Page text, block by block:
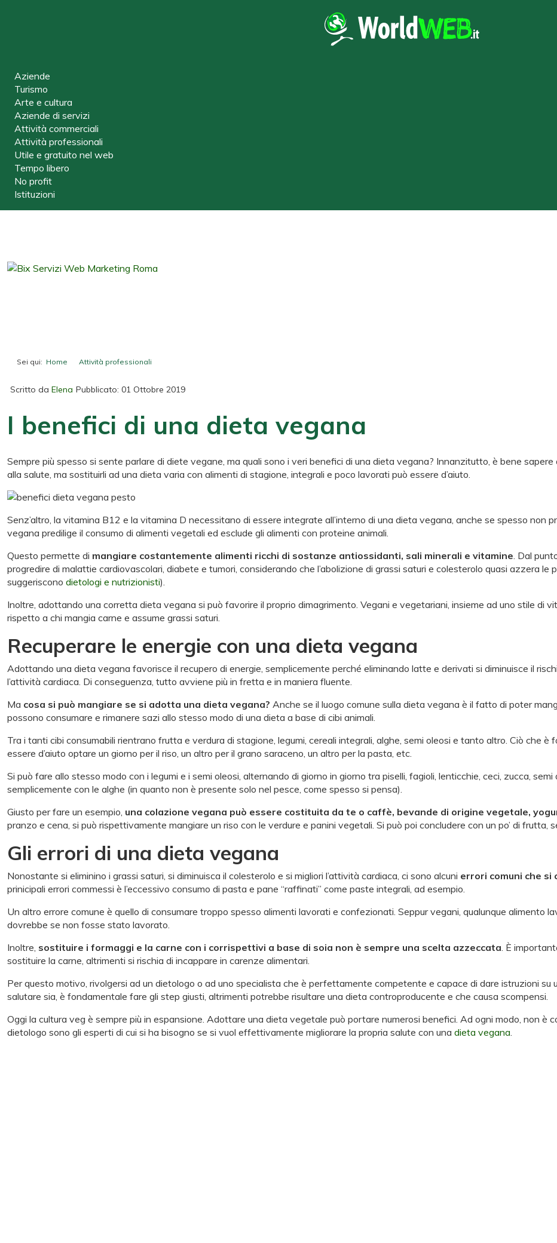
Aziende
Turismo
Arte e cultura
Aziende di servizi
Attività commerciali
Attività professionali
Utile e gratuito nel web
Tempo libero
No profit
Istituzioni
Sei qui: Home Attività professionali
Scritto da Elena Pubblicato: 01 Ottobre 2019
I benefici di una dieta vegana
Sempre più spesso si sente parlare di diete vegane, ma quali sono i veri benefici di una dieta vegana? Innanzitutto, è bene
alla salute, ma sostituirli ad una dieta varia con alimenti di stagione, integrali e poco lavorati può essere d’aiuto.
Senz’altro, la vitamina B12 e la vitamina D necessitano di essere integrate all’interno di una dieta vegana, anche se spesso non
vegana predilige il consumo di alimenti vegetali ed esclude gli alimenti con proteine animali.
Questo permette di mangiare costantemente alimenti ricchi di sostanze antiossidanti, sali minerali e vitamine . Dal
progredire di malattie cardiovascolari, diabete e tumori, considerando che l’abolizione di grassi saturi e colesterolo quasi azzera le
suggeriscono dietologi e nutrizionisti).
Inoltre, adottando una corretta dieta vegana si può favorire il proprio dimagrimento. Vegani e vegetariani, insieme ad uno stile di
rispetto a chi mangia carne e assume grassi saturi.
Recuperare le energie con una dieta vegana
Adottando una dieta vegana favorisce il recupero di energie, semplicemente perché eliminando latte e derivati si diminuisce il
l’attività cardiaca. Di conseguenza, tutto avviene più in fretta e in maniera fluente.
Ma cosa si può mangiare se si adotta una dieta vegana? Anche se il luogo comune sulla dieta vegana è il fatto di poter
possono consumare e rimanere sazi allo stesso modo di una dieta a base di cibi animali.
Tra i tanti cibi consumabili rientrano frutta e verdura di stagione, legumi, cereali integrali, alghe, semi oleosi e tanto altro. Ciò che
essere d’aiuto optare un giorno per il riso, un altro per il grano saraceno, un altro per la pasta, etc.
Si può fare allo stesso modo con i legumi e i semi oleosi, alternando di giorno in giorno tra piselli, fagioli, lenticchie, ceci, zucca,
semplicemente con le alghe (in quanto non è presente solo nel pesce, come spesso si pensa).
Giusto per fare un esempio, una colazione vegana può essere costituita da te o caffè, bevande di origine vegetale,
pranzo e cena, si può rispettivamente mangiare un riso con le verdure e panini vegetali. Si può poi concludere con un po’ di frutta,
Gli errori di una dieta vegana
Nonostante si eliminino i grassi saturi, si diminuisca il colesterolo e si migliori l’attività cardiaca, ci sono alcuni errori comuni che
prinicipali errori commessi è l’eccessivo consumo di pasta e pane “raffinati” come paste integrali, ad esempio.
Un altro errore comune è quello di consumare troppo spesso alimenti lavorati e confezionati. Seppur vegani, qualunque
dovrebbe se non fosse stato lavorato.
Inoltre, sostituire i formaggi e la carne con i corrispettivi a base di soia non è sempre una scelta azzeccata . È
sostituire la carne, altrimenti si rischia di incappare in carenze alimentari.
Per questo motivo, rivolgersi ad un dietologo o ad uno specialista che è perfettamente competente e capace di dare istruzioni su
salutare sia, è fondamentale fare gli step giusti, altrimenti potrebbe risultare una dieta controproducente e che causa scompensi.
Oggi la cultura veg è sempre più in espansione. Adottare una dieta vegetale può portare numerosi benefici. Ad ogni modo, non è
dietologo sono gli esperti di cui si ha bisogno se si vuol effettivamente migliorare la propria salute con una dieta vegana